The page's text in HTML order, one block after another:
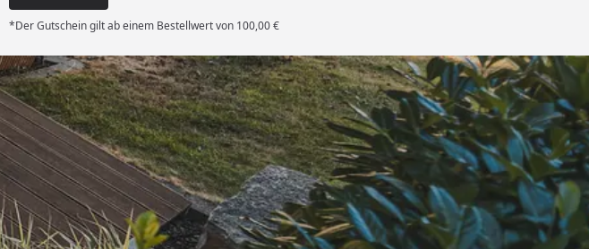
*Der Gutschein gilt ab einem Bestellwert von 100,00 €
Versand